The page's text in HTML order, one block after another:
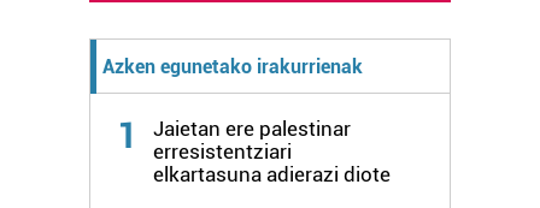
Azken egunetako irakurrienak
1
Jaietan ere palestinar
erresistentziari
elkartasuna adierazi diote